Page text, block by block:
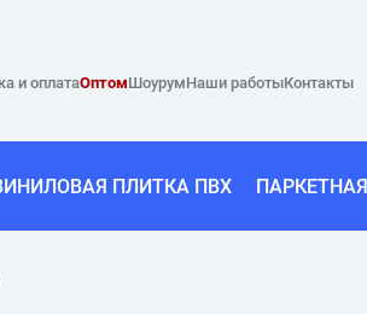
и оплатаОптомШоурумНаши работыКонтакты
ПЛИТКА ПВХ